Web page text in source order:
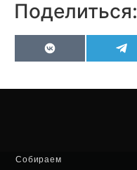
Поделиться:
VK
Собираем